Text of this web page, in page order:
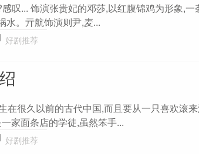
叹... 饰演张贵妃的邓莎,以红腹锦鸡为形象,一
水。亓航饰演则尹,麦...
好剧推荐
在很久以前的古代中国,而且要从一只喜欢滚
家面条店的学徒,虽然笨手...
好剧推荐